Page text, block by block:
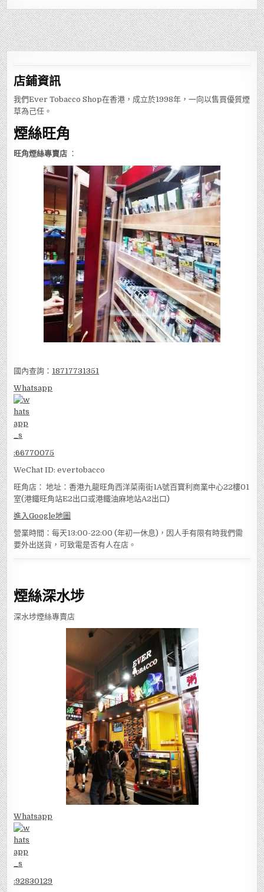
店鋪資訊
我們Ever Tobacco Shop在香港，成立於1998年，一向以售買優質煙
草為己任。
煙絲旺角
旺角煙絲專賣店 ：
國內查詢： 18717731351
Whatsapp
:66770075
WeChat ID: evertobacco
旺角店： 地址：香港九龍旺角西洋菜南街1A號百寶利商業中心22樓01
室(港鐵旺角站E2出口或港鐵油麻地站A2出口)
進入Google地圖
營業時間：每天13:00-22:00 (年初一休息)，因人手有限有時我們需
要外出送貨，可致電是否有人在店。
煙絲深水埗
深水埗煙絲專賣店
Whatsapp
:92830129